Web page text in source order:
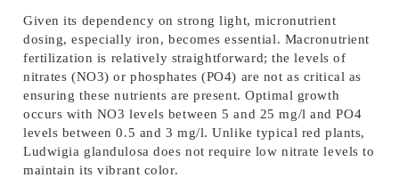
Given its dependency on strong light,micronutrient
dosing, especially iron, becomes essential. Macronutrient
fertilization is relatively straightforward; the levels of
nitrates (NO3) or phosphates (PO4) are not as critical as
ensuring these nutrients are present. Optimal growth
occurs with NO3 levels between 5 and 25 mg/l and PO4
levels between 0.5 and 3 mg/l. Unlike typical red plants,
Ludwigia glandulosa does not require low nitrate levels to
maintain its vibrant color.